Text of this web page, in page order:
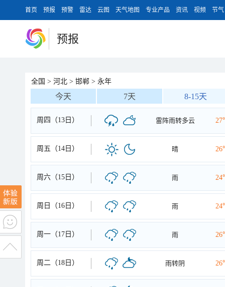
首页 预报 预警 雷达 云图 天气地图 专业产品 资讯 视频 节气
预报
全国 > 河北 > 邯郸 > 永年
今天 7天 8-15天
周四（13日） 雷阵雨转多云
周五（14日） 晴
周六（15日） 雨
周日（16日） 雨
周一（17日） 雨
周二（18日） 雨转阴